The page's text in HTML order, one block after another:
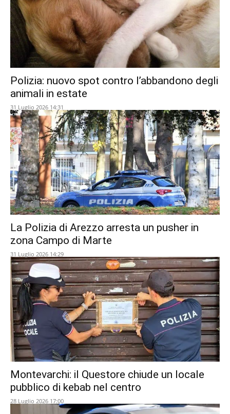
Polizia: nuovo spot contro l’abbandono degli
animali in estate
31 Luglio 2026 14:31
La Polizia di Arezzo arresta un pusher in
zona Campo di Marte
31 Luglio 2026 14:29
Montevarchi: il Questore chiude un locale
pubblico di kebab nel centro
28 Luglio 2026 17:00